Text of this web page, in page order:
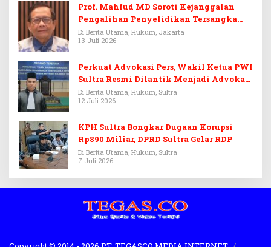
Prof. Mahfud MD Soroti Kejanggalan
Pengalihan Penyelidikan Tersangka
Febrie Adriansyah
Di Berita Utama, Hukum, Jakarta
13 Juli 2026
Perkuat Advokasi Pers, Wakil Ketua PWI
Sultra Resmi Dilantik Menjadi Advokat
PERADI
Di Berita Utama, Hukum, Sultra
12 Juli 2026
KPH Sultra Bongkar Dugaan Korupsi
Rp890 Miliar, DPRD Sultra Gelar RDP
Di Berita Utama, Hukum, Sultra
7 Juli 2026